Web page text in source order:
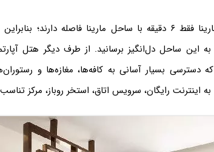
هتل آپارتمان‌های پرل مارینا فقط ۶ دقیقه با ساحل مارینا فاصله
این ساحل دل‌انگیز برسانید. از طرف دیگر هتل
بسیار آسانی به کافه‌ها، مغازه‌ها و
رایگان، سرویس اتاق، استخر روباز، مرکز